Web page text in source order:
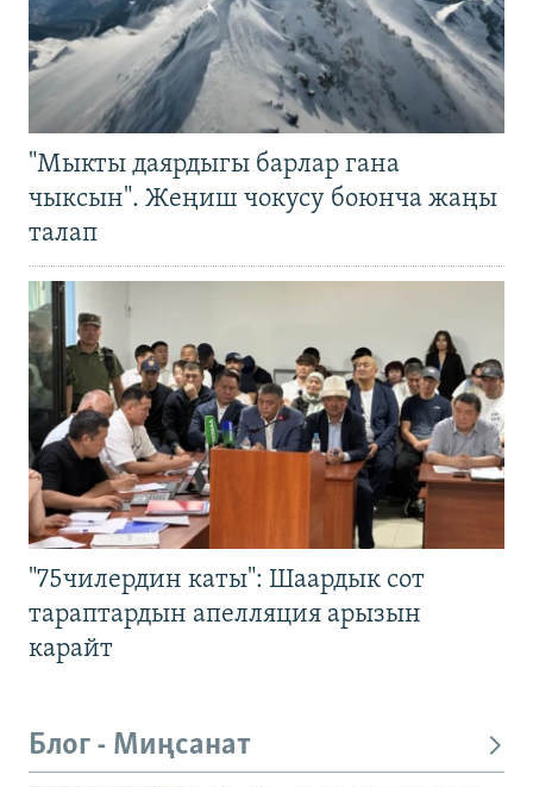
"Мыкты даярдыгы барлар гана
чыксын". Жеңиш чокусу боюнча жаңы
талап
"75чилердин каты": Шаардык сот
тараптардын апелляция арызын
карайт
Блог - Миңсанат